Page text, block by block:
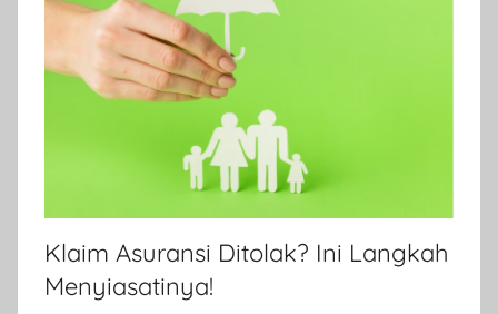
Klaim Asuransi Ditolak? Ini Langkah
Menyiasatinya!